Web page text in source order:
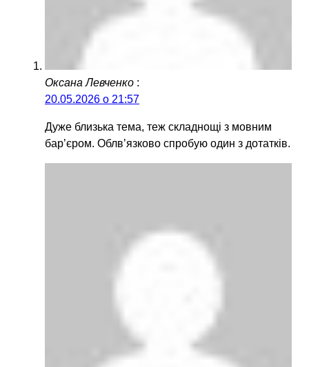
Оксана Левченко :
20.05.2026 о 21:57
Дуже близька тема, теж складнощі з мовним
бар’єром. Облв’язково спробую один з дотатків.